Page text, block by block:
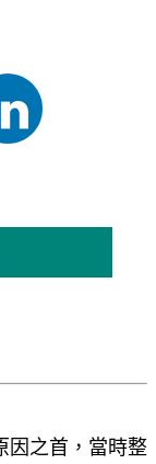
因之首，當時整